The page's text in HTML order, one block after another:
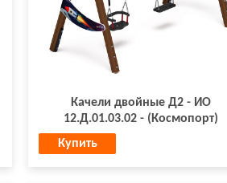
Качели двойные Д2 - ИО
12.Д.01.03.02 - (Космопорт)
Купить